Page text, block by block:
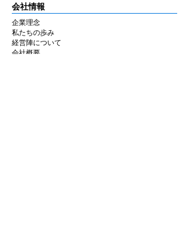
会社情報
企業理念
私たちの歩み
​経営陣について
会社概要